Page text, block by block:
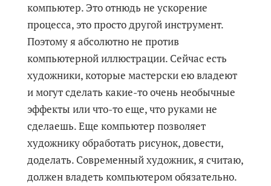
компьютер. Это отнюдь не ускорение
процесса, это просто другой инструмент.
Поэтому я абсолютно не против
компьютерной иллюстрации. Сейчас есть
художники, которые мастерски ею владеют
и могут сделать какие-то очень необычные
эффекты или что-то еще, что руками не
сделаешь. Еще компьютер позволяет
художнику обработать рисунок, довести,
доделать. Современный художник, я считаю,
должен владеть компьютером обязательно.